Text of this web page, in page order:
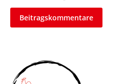
Beitragskommentare